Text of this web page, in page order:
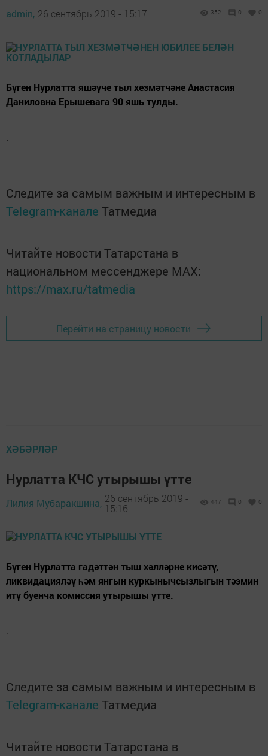
admin, 26 сентябрь 2019 - 15:17 352 0 0
Бүген Нурлатта яшәүче тыл хезмәтчәне Анастасия
Даниловна Ерышевага 90 яшь тулды.
.
Следите за самым важным и интересным в
Telegram-канале Татмедиа
Читайте новости Татарстана в
национальном мессенджере MАХ:
https://max.ru/tatmedia
Перейти на страницу новости
ХӘБӘРЛӘР
Нурлатта КЧС утырышы үтте
Лилия Мубаракшина, 26 сентябрь 2019 -
15:16
447 0 0
Бүген Нурлатта гадәттән тыш хәлләрне кисәтү,
ликвидацияләү һәм янгын куркынычсызлыгын тәэмин
итү буенча комиссия утырышы үтте.
.
Следите за самым важным и интересным в
Telegram-канале Татмедиа
Читайте новости Татарстана в